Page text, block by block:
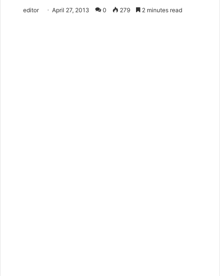
editor April 27, 2013 0 279 2 minutes read